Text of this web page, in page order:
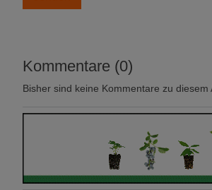
Kommentare (0)
Bisher sind keine Kommentare zu